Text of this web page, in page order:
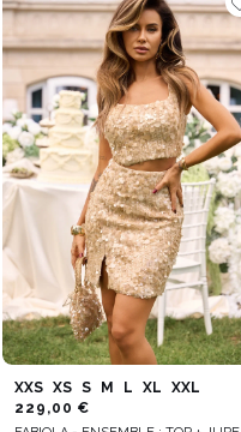
XXS XS S M L XL
XXL
229,00 €